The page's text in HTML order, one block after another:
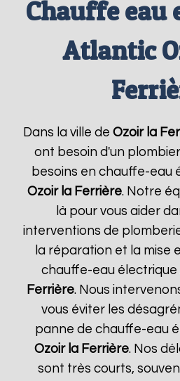
Chauffe eau
Atlantic
Dans la ville deOzoir la
ont besoin d'un
besoins en chauffe-eau
Ozoir la Ferrière. Notre
là pour vous aider
interventions de
la réparation et la mise
chauffe-eau
Ferrière. Nous
vous éviter les
panne de chauffe-eau
Ozoir la Ferrière. Nos
sont très courts,